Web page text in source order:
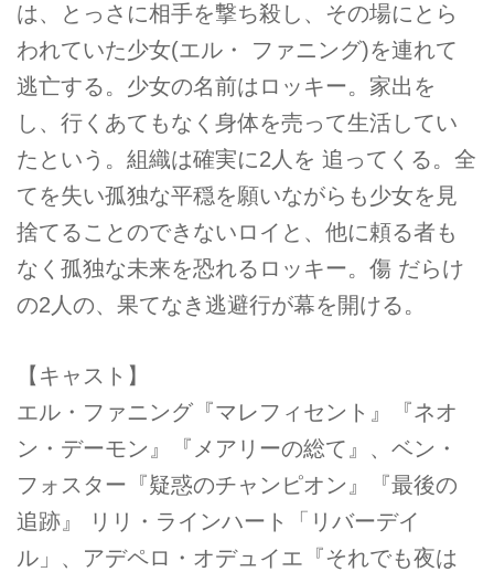
は、とっさに相手を撃ち殺し、その場にとら
われていた少女(エル・ ファニング)を連れて
逃亡する。少女の名前はロッキー。家出を
し、行くあてもなく身体を売って生活してい
たという。組織は確実に2人を 追ってくる。全
てを失い孤独な平穏を願いながらも少女を見
捨てることのできないロイと、他に頼る者も
なく孤独な未来を恐れるロッキー。傷 だらけ
の2人の、果てなき逃避行が幕を開ける。
【キャスト】
エル・ファニング『マレフィセント』『ネオ
ン・デーモン』『メアリーの総て』、ベン・
フォスター『疑惑のチャンピオン』『最後の
追跡』 リリ・ラインハート「リバーデイ
ル」、アデペロ・オデュイエ『それでも夜は